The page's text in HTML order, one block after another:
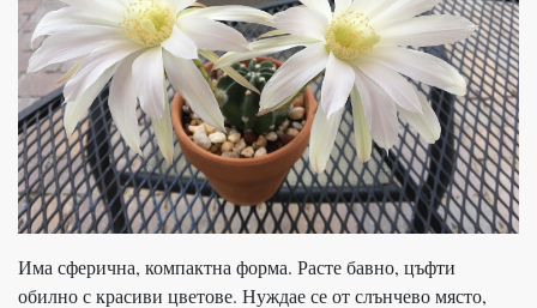
Има сферична, компактна форма. Расте бавно, цъфти
обилно с красиви цветове. Нуждае се от слънчево място,